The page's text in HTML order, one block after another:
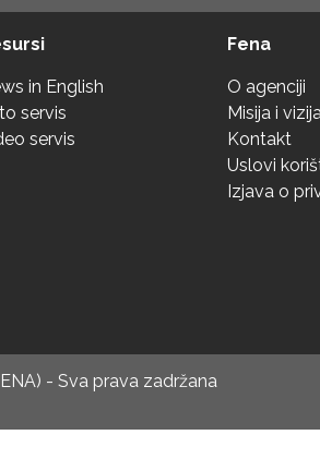
in English
servis
servis
Fena
O agenciji
Misija i
Kontakt
Uslovi
Izjava o
- Sva prava zadržana